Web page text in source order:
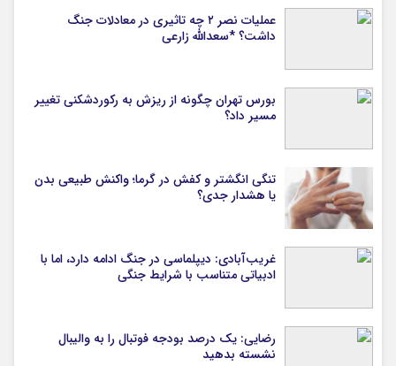
عملیات نصر ۲ چه تاثیری در معادلات جنگ
داشت؟ *سعدالله زارعی
بورس تهران چگونه از ریزش به رکوردشکنی تغییر
مسیر داد؟
تنگی انگشتر و کفش در گرما؛ واکنش طبیعی بدن
یا هشدار جدی؟
غریب‌آبادی: دیپلماسی در جنگ ادامه دارد، اما با
ادبیاتی متناسب با شرایط جنگی
رضایی: یک درصد بودجه فوتبال را به والیبال
نشسته بدهید